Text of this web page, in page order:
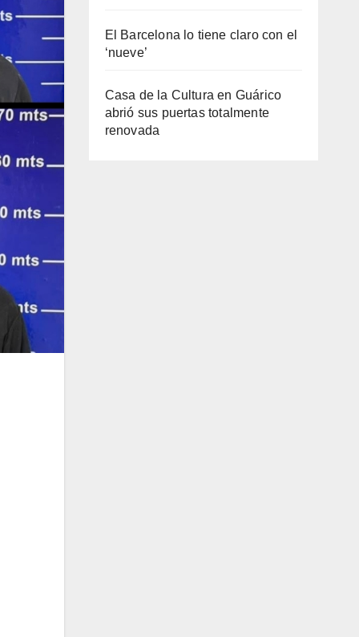
El Barcelona lo tiene claro con el
‘nueve’
Casa de la Cultura en Guárico
abrió sus puertas totalmente
renovada